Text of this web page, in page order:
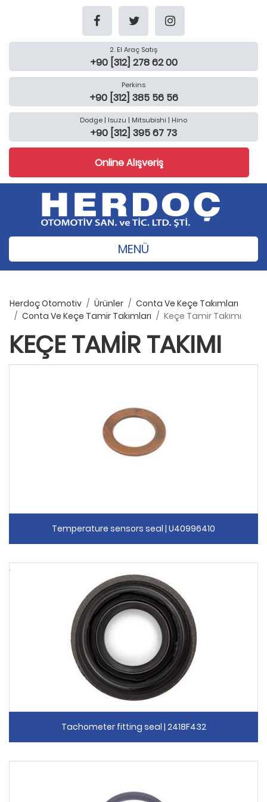
2. El Araç Satış
+90 [312] 278 62 00
Perkins
+90 [312] 385 56 56
Dodge | Isuzu | Mitsubishi | Hino
+90 [312] 395 67 73
Online Alışveriş
MENÜ
Herdoç Otomotiv Ürünler
Conta Ve Keçe Takımları
Conta Ve Keçe Tamir Takımları
Keçe Tamir Takımı
KEÇE TAMIR TAKIMI
Temperature sensors seal | U40996410
Tachometer fitting seal | 2418F432